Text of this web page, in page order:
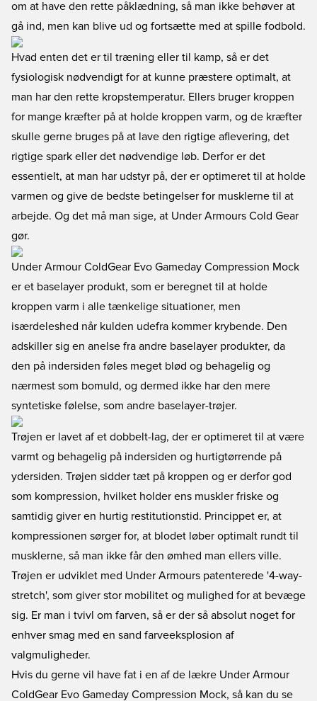
om at have den rette påklædning, så man ikke behøver at
gå ind, men kan blive ud og fortsætte med at spille fodbold.
Hvad enten det er til træning eller til kamp, så er det
fysiologisk nødvendigt for at kunne præstere optimalt, at
man har den rette kropstemperatur. Ellers bruger kroppen
for mange kræfter på at holde kroppen varm, og de kræfter
skulle gerne bruges på at lave den rigtige aflevering, det
rigtige spark eller det nødvendige løb. Derfor er det
essentielt, at man har udstyr på, der er optimeret til at holde
varmen og give de bedste betingelser for musklerne til at
arbejde. Og det må man sige, at Under Armours Cold Gear
gør.
Under Armour ColdGear Evo Gameday Compression Mock
er et baselayer produkt, som er beregnet til at holde
kroppen varm i alle tænkelige situationer, men
isærdeleshed når kulden udefra kommer krybende. Den
adskiller sig en anelse fra andre baselayer produkter, da
den på indersiden føles meget blød og behagelig og
nærmest som bomuld, og dermed ikke har den mere
syntetiske følelse, som andre baselayer-trøjer.
Trøjen er lavet af et dobbelt-lag, der er optimeret til at være
varmt og behagelig på indersiden og hurtigtørrende på
ydersiden. Trøjen sidder tæt på kroppen og er derfor god
som kompression, hvilket holder ens muskler friske og
samtidig giver en hurtig restitutionstid. Princippet er, at
kompressionen sørger for, at blodet løber optimalt rundt til
musklerne, så man ikke får den ømhed man ellers ville.
Trøjen er udviklet med Under Armours patenterede '4-way-
stretch', som giver stor mobilitet og mulighed for at bevæge
sig. Er man i tvivl om farven, så er der så absolut noget for
enhver smag med en sand farveeksplosion af
valgmuligheder.
Hvis du gerne vil have fat i en af de lækre Under Armour
ColdGear Evo Gameday Compression Mock, så kan du se